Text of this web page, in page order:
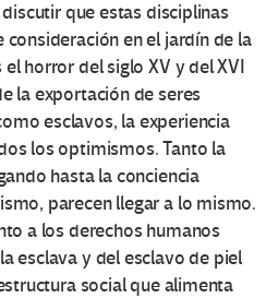
que estas disciplinas
en el jardín de la
horror del siglo XV y del XVI
la exportación de seres
esclavos, la experiencia
los optimismos. Tanto la
hasta la conciencia
parecen llegar a lo mismo.
a los derechos humanos
esclava y del esclavo de piel
social que alimenta